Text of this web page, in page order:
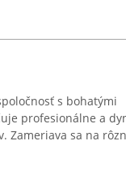
s bohatými
profesionálne a
Zameriava sa na